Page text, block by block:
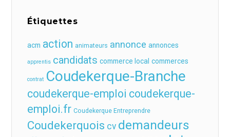
Étiquettes
acm action animateurs annonce annonces
apprentis candidats commerce local commerces
contrat Coudekerque-Branche
coudekerque-emploi coudekerque-
emploi.fr Coudekerque Entreprendre
Coudekerquois cv demandeurs